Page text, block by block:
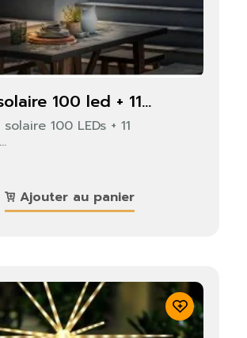
100 led + 11...
100 LEDs + 11
Ajouter au panier